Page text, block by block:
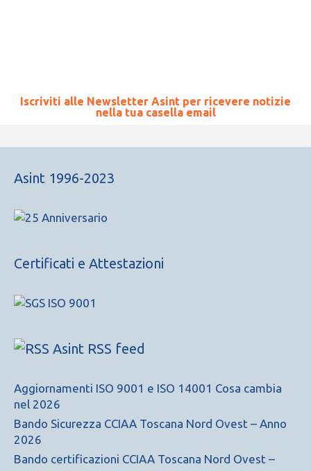
Iscriviti alle Newsletter Asint per ricevere notizie
nella tua casella email
Asint 1996-2023
Certificati e Attestazioni
Asint RSS feed
Aggiornamenti ISO 9001 e ISO 14001 Cosa cambia
nel 2026
Bando Sicurezza CCIAA Toscana Nord Ovest – Anno
2026
Bando certificazioni CCIAA Toscana Nord Ovest –